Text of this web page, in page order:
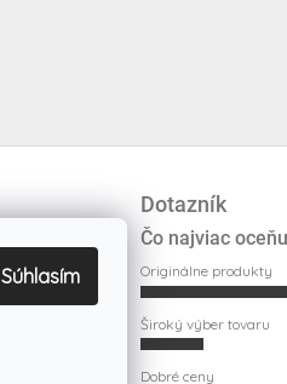
Súhlasím
Dotazník
Čo najviac
Originálne produkty
Široký výber tovaru
Dobré ceny